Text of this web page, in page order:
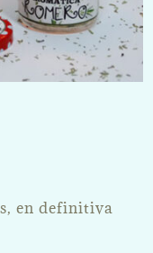
en definitiva